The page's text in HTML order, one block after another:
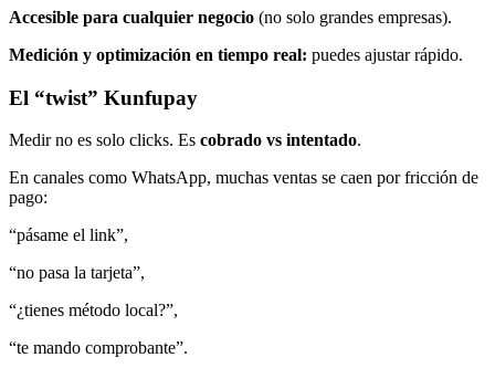
Accesible para cualquier negocio (no solo grandes empresas).
Medición y optimización en tiempo real: puedes ajustar rápido.
El “twist” Kunfupay
Medir no es solo clicks. Es cobrado vs intentado.
En canales como WhatsApp, muchas ventas se caen por fricción de
pago:
“pásame el link”,
“no pasa la tarjeta”,
“¿tienes método local?”,
“te mando comprobante”.